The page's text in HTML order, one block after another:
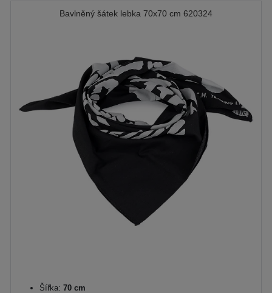
Bavlněný šátek lebka 70x70 cm 620324
Šířka: 70 cm